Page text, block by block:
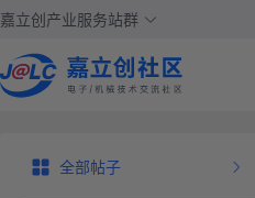
嘉立创产业服务站群
全部帖子